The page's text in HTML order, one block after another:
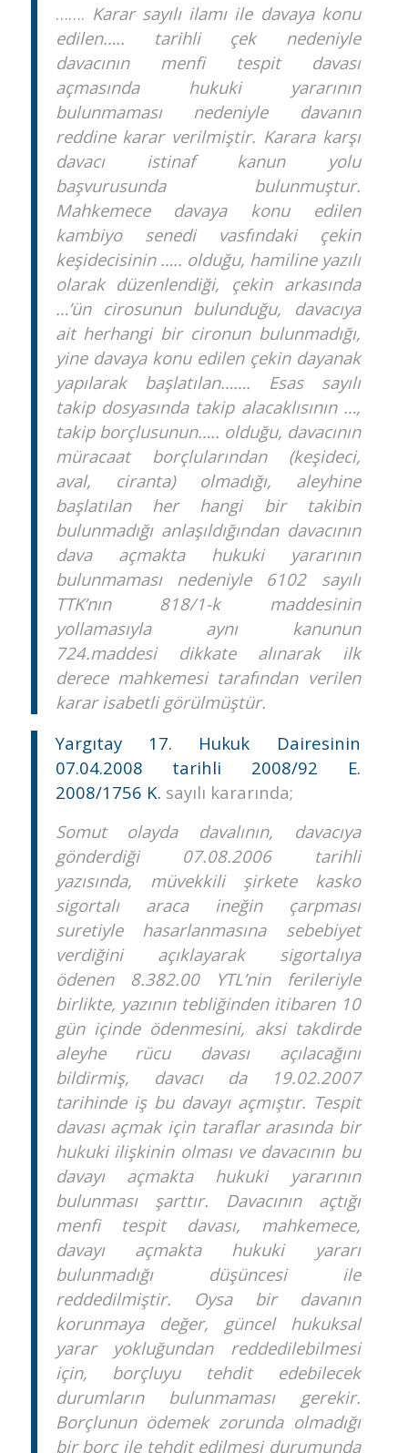
……. Karar sayılı ilamı ile davaya konu
edilen….. tarihli çek nedeniyle
davacının menfi tespit davası
açmasında hukuki yararının
bulunmaması nedeniyle davanın
reddine karar verilmiştir. Karara karşı
davacı istinaf kanun yolu
başvurusunda bulunmuştur.
Mahkemece davaya konu edilen
kambiyo senedi vasfındaki çekin
keşidecisinin ….. olduğu, hamiline yazılı
olarak düzenlendiği, çekin arkasında
…’ün cirosunun bulunduğu, davacıya
ait herhangi bir cironun bulunmadığı,
yine davaya konu edilen çekin dayanak
yapılarak başlatılan……. Esas sayılı
takip dosyasında takip alacaklısının …,
takip borçlusunun….. olduğu, davacının
müracaat borçlularından (keşideci,
aval, ciranta) olmadığı, aleyhine
başlatılan her hangi bir takibin
bulunmadığı anlaşıldığından davacının
dava açmakta hukuki yararının
bulunmaması nedeniyle 6102 sayılı
TTK’nın 818/1-k maddesinin
yollamasıyla aynı kanunun
724.maddesi dikkate alınarak ilk
derece mahkemesi tarafından verilen
karar isabetli görülmüştür.
Yargıtay 17. Hukuk Dairesinin
07.04.2008 tarihli 2008/92 E.
2008/1756 K. sayılı kararında;
Somut olayda davalının, davacıya
gönderdiği 07.08.2006 tarihli
yazısında, müvekkili şirkete kasko
sigortalı araca ineğin çarpması
suretiyle hasarlanmasına sebebiyet
verdiğini açıklayarak sigortalıya
ödenen 8.382.00 YTL’nin ferileriyle
birlikte, yazının tebliğinden itibaren 10
gün içinde ödenmesini, aksi takdirde
aleyhe rücu davası açılacağını
bildirmiş, davacı da 19.02.2007
tarihinde iş bu davayı açmıştır. Tespit
davası açmak için taraflar arasında bir
hukuki ilişkinin olması ve davacının bu
davayı açmakta hukuki yararının
bulunması şarttır. Davacının açtığı
menfi tespit davası, mahkemece,
davayı açmakta hukuki yararı
bulunmadığı düşüncesi ile
reddedilmiştir. Oysa bir davanın
korunmaya değer, güncel hukuksal
yarar yokluğundan reddedilebilmesi
için, borçluyu tehdit edebilecek
durumların bulunmaması gerekir.
Borçlunun ödemek zorunda olmadığı
bir borç ile tehdit edilmesi durumunda